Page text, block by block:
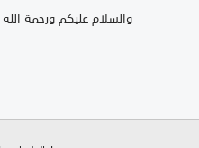
والسلام عليكم ورحمة الله